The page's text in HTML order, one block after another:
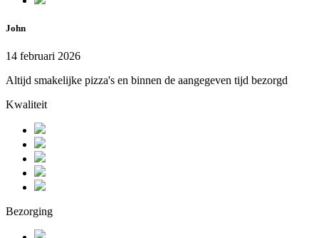
John
14 februari 2026
Altijd smakelijke pizza's en binnen de aangegeven tijd bezorgd
Kwaliteit
Bezorging